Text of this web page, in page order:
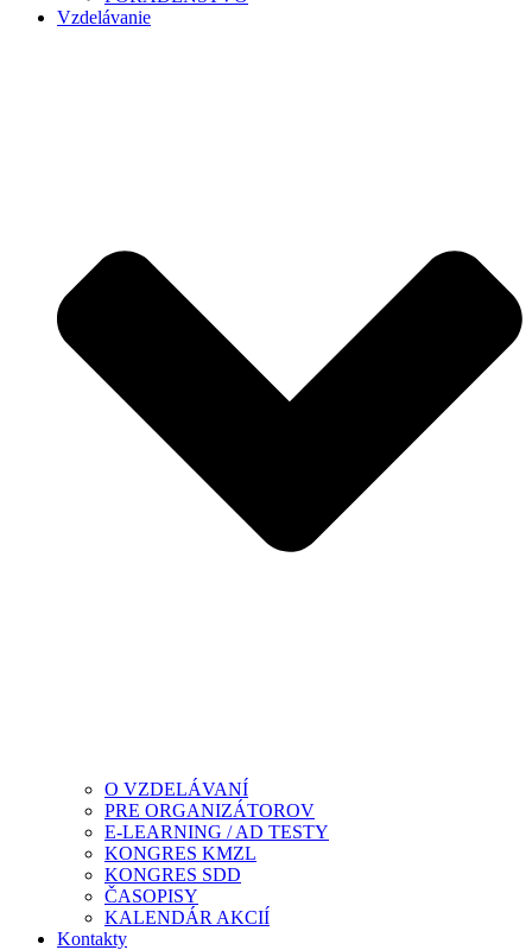
Vzdelávanie
O VZDELÁVANÍ
PRE ORGANIZÁTOROV
E-LEARNING / AD TESTY
KONGRES KMZL
KONGRES SDD
ČASOPISY
KALENDÁR AKCIÍ
Kontakty